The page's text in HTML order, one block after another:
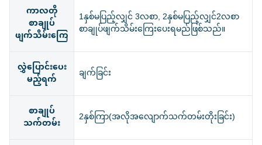
ကာလတို
စာချုပ်
ဖျက်သိမ်းကြေ
1နှစ်မပြည့်လျှင် 3လစာ, 2နှစ်မပြည့်လျှင်2လစာ
စာချုပ်ဖျက်သိမ်းကြေးပေးရမည်ဖြစ်သည်။
လွှဲပြောင်းပေး
မည့်ရက် ချက်ခြင်း
စာချုပ်
သက်တမ်း 2နှစ်ကြာ(အလိုအလျောက်သက်တမ်းတိုးခြင်း)